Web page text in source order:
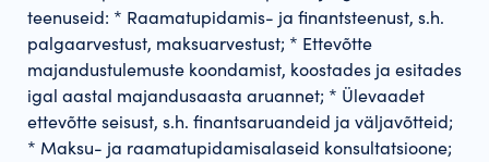
teenuseid: * Raamatupidamis- ja finantsteenust, s.h.
palgaarvestust, maksuarvestust; * Ettevõtte
majandustulemuste koondamist, koostades ja esitades
igal aastal majandusaasta aruannet; * Ülevaadet
ettevõtte seisust, s.h. finantsaruandeid ja väljavõtteid;
* Maksu- ja raamatupidamisalaseid konsultatsioone;